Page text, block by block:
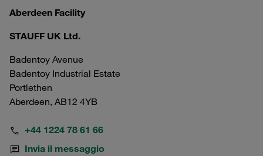
Aberdeen Facility
STAUFF UK Ltd.
Badentoy Avenue
Badentoy Industrial Estate
Portlethen
Aberdeen, AB12 4YB
+44 1224 78 61 66
Invia il messaggio